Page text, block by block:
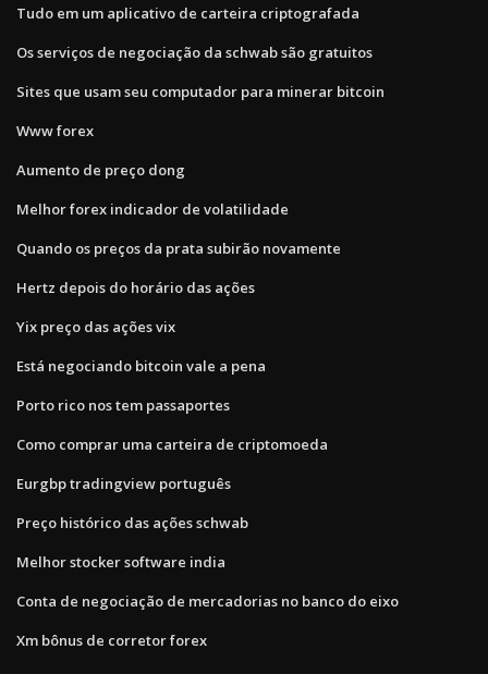
Tudo em um aplicativo de carteira criptografada
Os serviços de negociação da schwab são gratuitos
Sites que usam seu computador para minerar bitcoin
Www forex
Aumento de preço dong
Melhor forex indicador de volatilidade
Quando os preços da prata subirão novamente
Hertz depois do horário das ações
Yix preço das ações vix
Está negociando bitcoin vale a pena
Porto rico nos tem passaportes
Como comprar uma carteira de criptomoeda
Eurgbp tradingview português
Preço histórico das ações schwab
Melhor stocker software india
Conta de negociação de mercadorias no banco do eixo
Xm bônus de corretor forex